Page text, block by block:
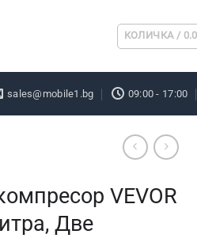
КОЛИЧКА /
sales@mobile1.bg 09:00 - 17:00
VEVOR
Две